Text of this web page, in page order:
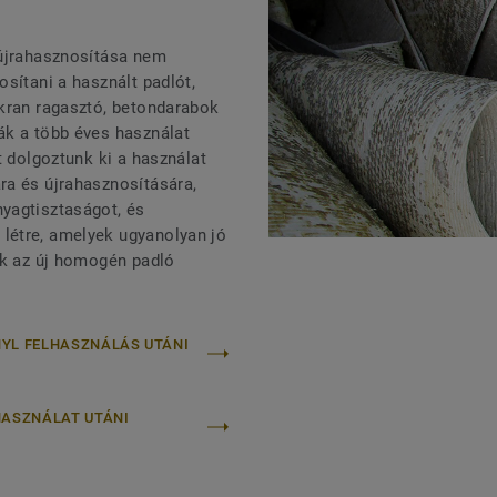
nem
a használt padlót,
ragasztó, betondarabok
a több éves használat
dolgoztunk ki a használat
és újrahasznosítására,
és
amelyek ugyanolyan jó
az új homogén padló
FELHASZNÁLÁS UTÁNI
UTÁNI